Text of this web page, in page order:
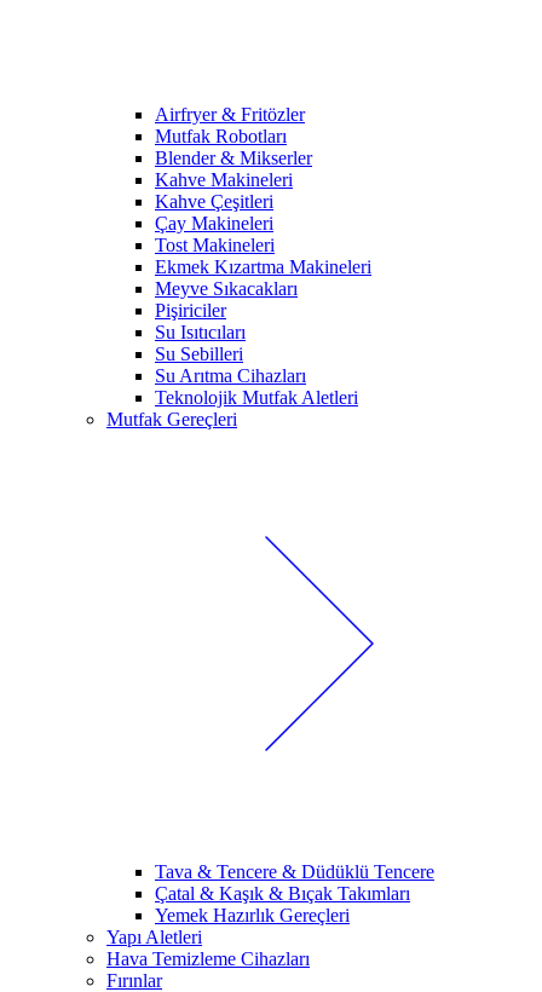
Airfryer & Fritözler
Mutfak Robotları
Blender & Mikserler
Kahve Makineleri
Kahve Çeşitleri
Çay Makineleri
Tost Makineleri
Ekmek Kızartma Makineleri
Meyve Sıkacakları
Pişiriciler
Su Isıtıcıları
Su Sebilleri
Su Arıtma Cihazları
Teknolojik Mutfak Aletleri
Mutfak Gereçleri
Tava & Tencere & Düdüklü Tencere
Çatal & Kaşık & Bıçak Takımları
Yemek Hazırlık Gereçleri
Yapı Aletleri
Hava Temizleme Cihazları
Fırınlar